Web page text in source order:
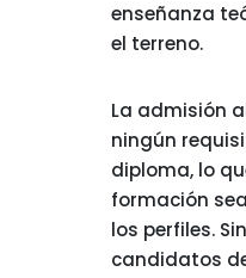
enseñanza
el terreno.
La admisión
ningún
diploma, lo
formación
los perfiles.
candidatos